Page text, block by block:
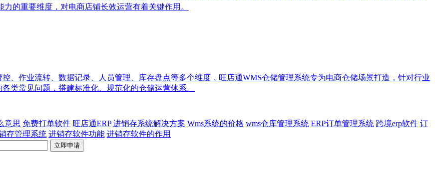
的重要维度，对电商店铺长效运营有着关键作用。
、作业流转、数据记录、人员管理、库存盘点等多个维度，旺店通WMS仓储管理系统专为电商仓储场景打造，针对行业
类常见问题，搭建标准化、规范化的仓储运营体系。
意思 免费打单软件 旺店通ERP 进销存系统解决方案 Wms系统的价格 wms仓库管理系统 ERP订单管理系统 跨境erp软件 订
存管理系统 进销存软件功能 进销存软件的作用
立即申请